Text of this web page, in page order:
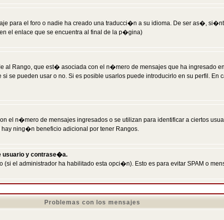
para el foro o nadie ha creado una traducci�n a su idioma. De ser as�,
el enlace que se encuentra al final de la p�gina)
Rango, que est� asociada con el n�mero de mensajes que ha ingresado
se pueden usar o no. Si es posible usarlos puede introducirlo en su perfil.
el n�mero de mensajes ingresados o se utilizan para identificar a ciertos
ning�n beneficio adicional por tener Rangos.
usuario y contrase�a.
el administrador ha habilitado esta opci�n). Esto es para evitar SPAM o
Problemas con los mensajes